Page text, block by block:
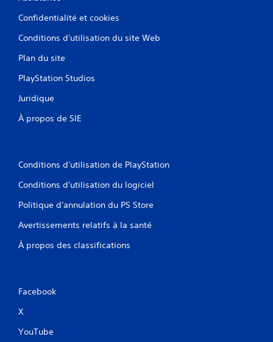
Confidentialité et cookies
Conditions d'utilisation du site Web
Plan du site
PlayStation Studios
Juridique
À propos de SIE
Conditions d'utilisation de PlayStation
Conditions d'utilisation du logiciel
Politique d'annulation du PS Store
Avertissements relatifs à la santé
À propos des classifications
Facebook
X
YouTube